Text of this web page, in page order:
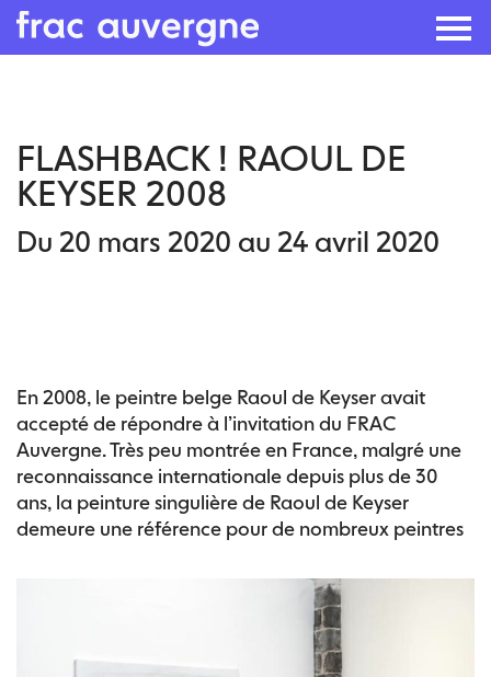
the
content
FLASHBACK ! RAOUL DE
KEYSER 2008
Du 20 mars 2020 au 24 avril 2020
En 2008, le peintre belge Raoul de Keyser avait
accepté de répondre à l’invitation du FRAC
Auvergne. Très peu montrée en France, malgré une
reconnaissance internationale depuis plus de 30
ans, la peinture singulière de Raoul de Keyser
demeure une référence pour de nombreux peintres